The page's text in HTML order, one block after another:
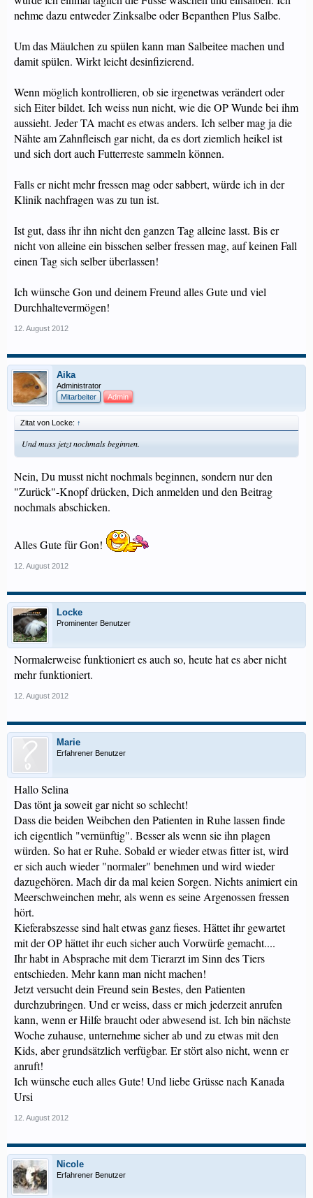
nehme dazu entweder Zinksalbe oder Bepanthen Plus Salbe.
Um das Mäulchen zu spülen kann man Salbeitee machen und
damit spülen. Wirkt leicht desinfizierend.
Wenn möglich kontrollieren, ob sie irgenetwas verändert oder
sich Eiter bildet. Ich weiss nun nicht, wie die OP Wunde bei ihm
aussieht. Jeder TA macht es etwas anders. Ich selber mag ja die
Nähte am Zahnfleisch gar nicht, da es dort ziemlich heikel ist
und sich dort auch Futterreste sammeln können.
Falls er nicht mehr fressen mag oder sabbert, würde ich in der
Klinik nachfragen was zu tun ist.
Ist gut, dass ihr ihn nicht den ganzen Tag alleine lasst. Bis er
nicht von alleine ein bisschen selber fressen mag, auf keinen Fall
einen Tag sich selber überlassen!
Ich wünsche Gon und deinem Freund alles Gute und viel
Durchhaltevermögen!
12. August 2012
Aika
Administrator
Mitarbeiter
Admin
Zitat von Locke: ↑
Und muss jetzt nochmals beginnen.
Nein, Du musst nicht nochmals beginnen, sondern nur den
"Zurück"-Knopf drücken, Dich anmelden und den Beitrag
nochmals abschicken.
Alles Gute für Gon!
12. August 2012
Locke
Prominenter Benutzer
Normalerweise funktioniert es auch so, heute hat es aber nicht
mehr funktioniert.
12. August 2012
Marie
Erfahrener Benutzer
Hallo Selina
Das tönt ja soweit gar nicht so schlecht!
Dass die beiden Weibchen den Patienten in Ruhe lassen finde
ich eigentlich "vernünftig". Besser als wenn sie ihn plagen
würden. So hat er Ruhe. Sobald er wieder etwas fitter ist, wird
er sich auch wieder "normaler" benehmen und wird wieder
dazugehören. Mach dir da mal keien Sorgen. Nichts animiert ein
Meerschweinchen mehr, als wenn es seine Argenossen fressen
hört.
Kieferabszesse sind halt etwas ganz fieses. Hättet ihr gewartet
mit der OP hättet ihr euch sicher auch Vorwürfe gemacht....
Ihr habt in Absprache mit dem Tierarzt im Sinn des Tiers
entschieden. Mehr kann man nicht machen!
Jetzt versucht dein Freund sein Bestes, den Patienten
durchzubringen. Und er weiss, dass er mich jederzeit anrufen
kann, wenn er Hilfe braucht oder abwesend ist. Ich bin nächste
Woche zuhause, unternehme sicher ab und zu etwas mit den
Kids, aber grundsätzlich verfügbar. Er stört also nicht, wenn er
anruft!
Ich wünsche euch alles Gute! Und liebe Grüsse nach Kanada
Ursi
12. August 2012
Nicole
Erfahrener Benutzer